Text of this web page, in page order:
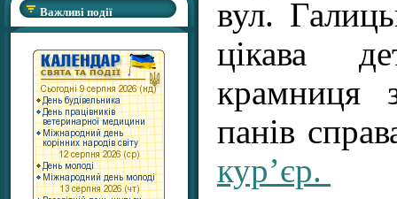
Важливі події
вул.
цікава
крамниця
панів
кур’єр.